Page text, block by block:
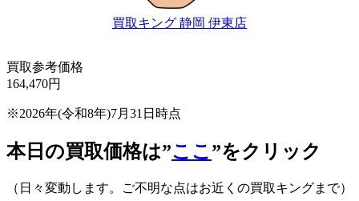
買取キング 静岡 伊東店
買取参考価格
164,470円
※2026年(令和8年)7月31日時点
本日の買取価格は”ここ”をクリック
（日々変動します。ご不明な点はお近くの買取キングまで）